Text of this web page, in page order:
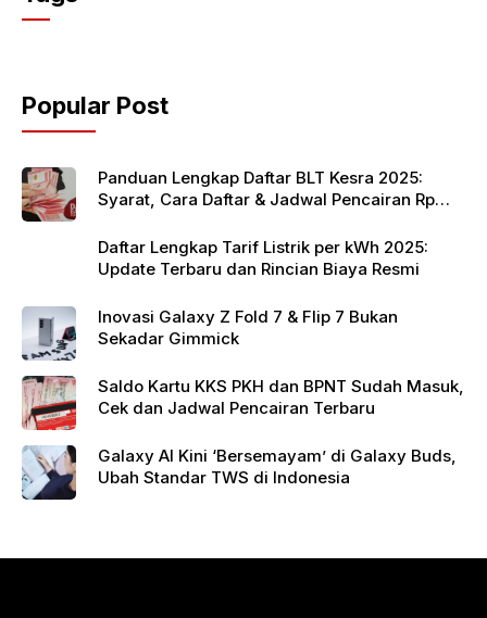
e
o
o
k
p
p
Popular Post
Panduan Lengkap Daftar BLT Kesra 2025:
Syarat, Cara Daftar & Jadwal Pencairan Rp
Daftar Lengkap Tarif Listrik per kWh 2025:
Update Terbaru dan Rincian Biaya Resmi
Inovasi Galaxy Z Fold 7 & Flip 7 Bukan
Sekadar Gimmick
Saldo Kartu KKS PKH dan BPNT Sudah Masuk,
Cek dan Jadwal Pencairan Terbaru
Galaxy AI Kini ‘Bersemayam’ di Galaxy Buds,
Ubah Standar TWS di Indonesia